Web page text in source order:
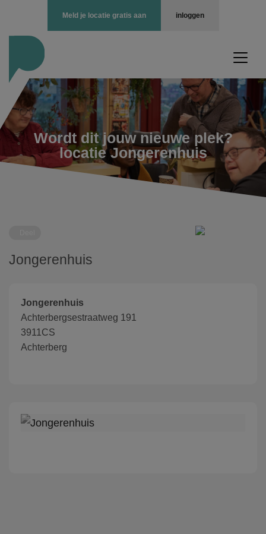
inloggen
Meld je locatie gratis aan
Wordt dit jouw nieuwe plek?
locatie Jongerenhuis
Jongerenhuis
Jongerenhuis
Achterbergsestraatweg 191
3911CS
Achterberg